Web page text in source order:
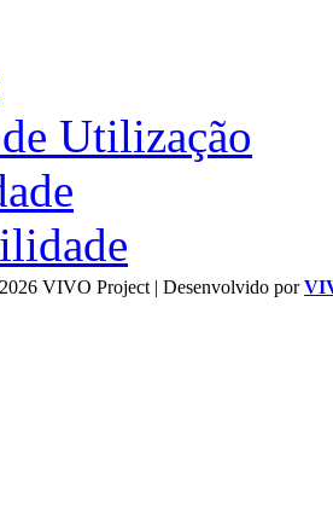
Utilização
VIVO Project | Desenvolvido por